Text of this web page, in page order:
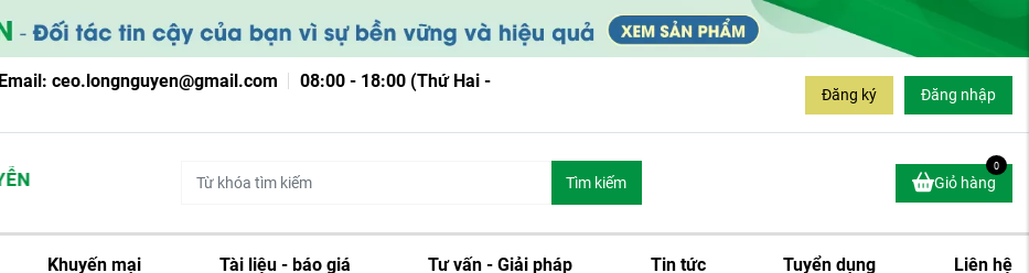
Email: ceo.longnguyen@gmail.com
08:00 - 18:00 (Thứ Hai -
Đăng ký Đăng nhập
Tìm kiếm Giỏ hàng
0
Khuyến mại Tài liệu - báo giá Tư vấn - Giải pháp Tin tức Tuyển dụng Liên hệ